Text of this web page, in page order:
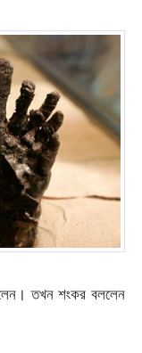
তখন শংকর বললেন